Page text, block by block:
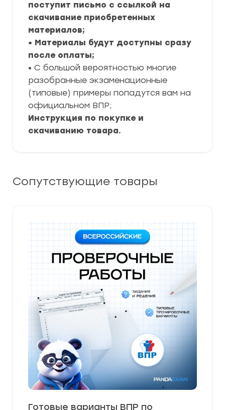
поступит письмо с ссылкой на
скачивание приобретенных
материалов;
• Материалы будут доступны сразу
после оплаты;
• С большой вероятностью многие
разобранные экзаменационные
(типовые) примеры попадутся вам на
официальном ВПР;
Инструкция по покупке и
скачиванию товара.
Сопутствующие товары
Готовые варианты ВПР по